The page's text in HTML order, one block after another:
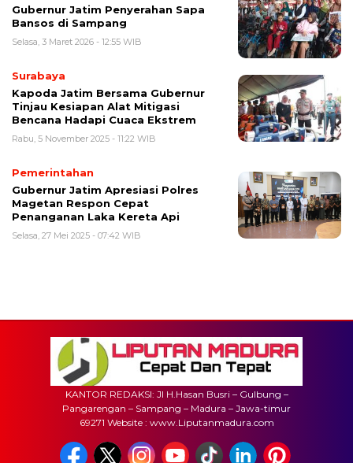
Gubernur Jatim Penyerahan Sapa
Bansos di Sampang
Selasa, 3 Maret 2026 - 12:55 WIB
Surabaya
Kapoda Jatim Bersama Gubernur
Tinjau Kesiapan Alat Mitigasi
Bencana Hadapi Cuaca Ekstrem
Rabu, 5 November 2025 - 11:22 WIB
Pemerintahan
Gubernur Jatim Apresiasi Polres
Magetan Respon Cepat
Penanganan Laka Kereta Api
Selasa, 27 Mei 2025 - 07:42 WIB
KANTOR REDAKSI: Jl H.Hasan Busri – Gulbung –
Pangarengan – Sampang – Madura – Jawa-timur
69271 Website : www.Liputanmadura.com